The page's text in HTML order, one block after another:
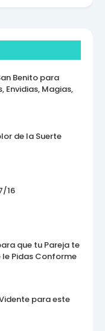
Benito para
Envidias, Magias,
de la Suerte
16
que tu Pareja te
le Pidas Conforme
para este